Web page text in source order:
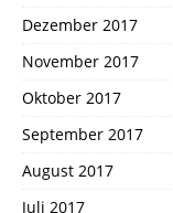
Dezember 2017
November 2017
Oktober 2017
September 2017
August 2017
Juli 2017